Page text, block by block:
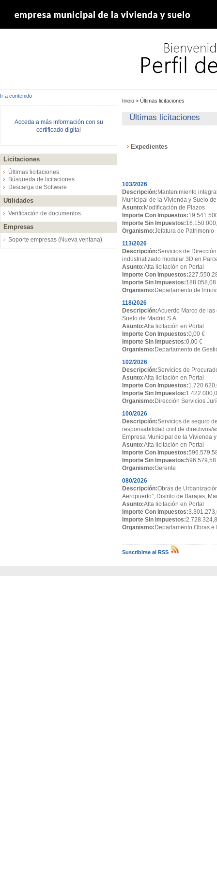
Ir a contenido
Acceda a más información con su
certificado digital
Licitaciones
Últimas licitaciones
Búsqueda de licitaciones
Descarga de Software
Utilidades
Verificación de documentos
Empresas
Soporte empresas (Nueva ventana)
Inicio > Últimas licitaciones
Últimas licitaciones
Expedientes
103/2026
Descripción: Mantenimiento
Municipal de la Vivienda y Suelo
Asunto: Modificación de Plazos
Importe Con Impuestos:
Importe Sin Impuestos:
Organismo:Jefatura de Patrimonio
113/2026
Descripción:Servicios de
industrializado modular 3D en
Asunto:Alta licitación en Portal
Importe Con Impuestos:
Importe Sin Impuestos:188.058,08
Organismo: Departamento de
118/2026
Descripción:Acuerdo Marco de
Suelo de Madrid S.A.
Asunto:Alta licitación en Portal
Importe Con Impuestos:0,00 €
Importe Sin Impuestos:0,00 €
Organismo: Departamento de
102/2026
Descripción:Servicios de
Asunto:Alta licitación en Portal
Importe Con Impuestos:
Importe Sin Impuestos:
Organismo: Dirección Servicios
100/2026
Descripción:Servicios de seguro
responsabilidad civil de directivos/
Empresa Municipal de la Vivienda
Asunto:Alta licitación en Portal
Importe Con Impuestos:
Importe Sin Impuestos:596.579,58
Organismo:Gerente
080/2026
Descripción:Obras de
Aeropuerto”, Distrito de Barajas,
Asunto:Alta licitación en Portal
Importe Con Impuestos:
Importe Sin Impuestos:
Organismo: Departamento Obras e
Suscribirse al RSS